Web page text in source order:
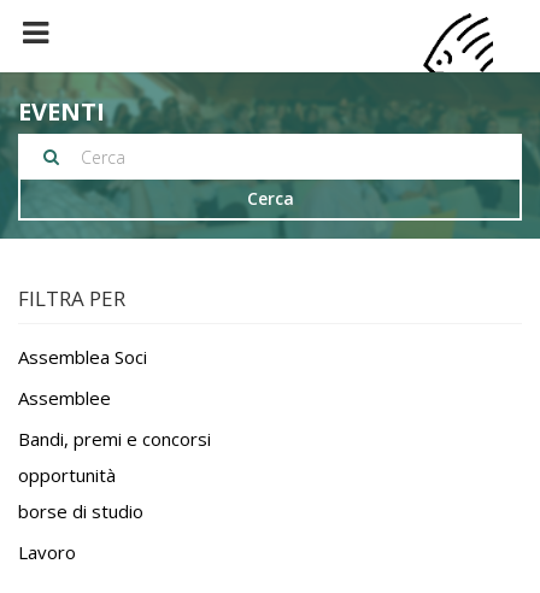
EVENTI
Cerca
FILTRA PER
Assemblea Soci
Assemblee
Bandi, premi e concorsi
opportunità
borse di studio
Lavoro